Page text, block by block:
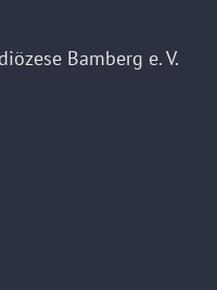
Bamberg e. V.